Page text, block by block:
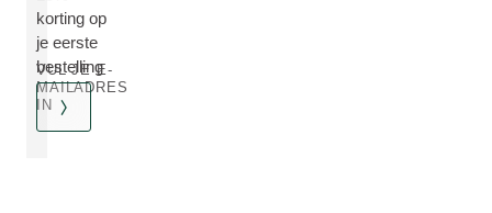
korting op
je eerste
bestelling
VUL JE E-
MAILADRES
IN